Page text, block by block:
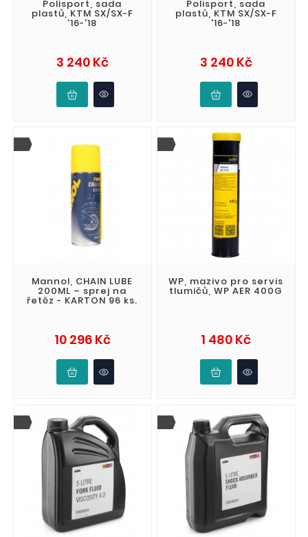
Polisport, sada
plastů, KTM SX/SX-F
'16-'18
3 240 KčCena
Polisport, sada
plastů, KTM SX/SX-F
'16-'18
3 240 KčCena
Mannol, CHAIN LUBE
200ML – sprej na
řetěz - KARTON 96 ks.
10 296 KčCena
WP, mazivo pro servis
tlumičů, WP AER 400G
1 480 KčCena